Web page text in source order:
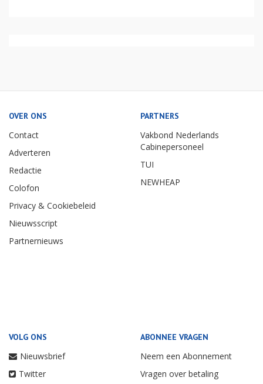
OVER ONS
Contact
Adverteren
Redactie
Colofon
Privacy & Cookiebeleid
Nieuwsscript
Partnernieuws
PARTNERS
Vakbond Nederlands
Cabinepersoneel
TUI
NEWHEAP
VOLG ONS
Nieuwsbrief
Twitter
ABONNEE VRAGEN
Neem een Abonnement
Vragen over betaling